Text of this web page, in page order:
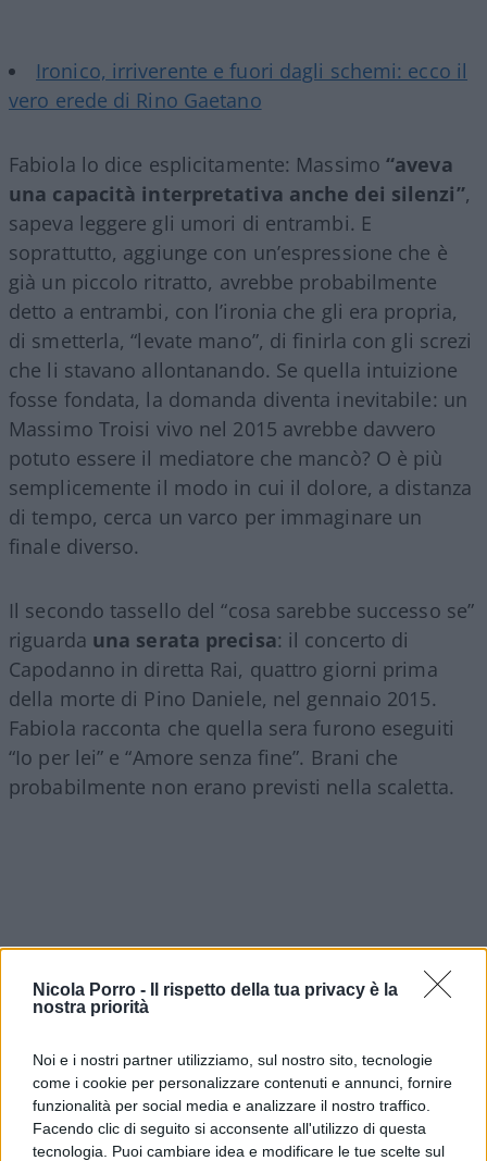
Nicola Porro -
Il rispetto della tua privacy è la
nostra priorità
Noi e i nostri partner utilizziamo, sul nostro sito, tecnologie
come i cookie per personalizzare contenuti e annunci, fornire
funzionalità per social media e analizzare il nostro traffico.
Facendo clic di seguito si acconsente all'utilizzo di questa
tecnologia. Puoi cambiare idea e modificare le tue scelte sul
Ironico, irriverente e fuori dagli schemi: ecco il
vero erede di Rino Gaetano
Fabiola lo dice esplicitamente: Massimo “aveva
una capacità interpretativa anche dei silenzi”,
sapeva leggere gli umori di entrambi. E
soprattutto, aggiunge con un’espressione che è
già un piccolo ritratto, avrebbe probabilmente
detto a entrambi, con l’ironia che gli era propria,
di smetterla, “levate mano”, di finirla con gli screzi
che li stavano allontanando. Se quella intuizione
fosse fondata, la domanda diventa inevitabile: un
Massimo Troisi vivo nel 2015 avrebbe davvero
potuto essere il mediatore che mancò? O è più
semplicemente il modo in cui il dolore, a distanza
di tempo, cerca un varco per immaginare un
finale diverso.
Il secondo tassello del “cosa sarebbe successo se”
riguarda una serata precisa: il concerto di
Capodanno in diretta Rai, quattro giorni prima
della morte di Pino Daniele, nel gennaio 2015.
Fabiola racconta che quella sera furono eseguiti
“Io per lei” e “Amore senza fine”. Brani che
probabilmente non erano previsti nella scaletta.